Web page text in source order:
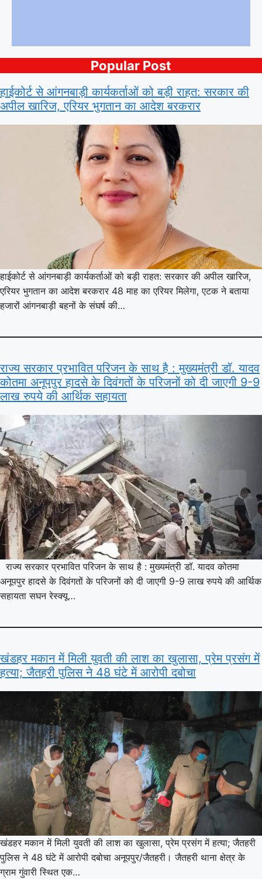
Popular Post
हाईकोर्ट से आंगनबाड़ी कार्यकर्ताओं को बड़ी राहत: सरकार की
अपील खारिज, एरियर भुगतान का आदेश बरकरार
हाईकोर्ट से आंगनबाड़ी कार्यकर्ताओं को बड़ी राहत: सरकार की अपील खारिज,
एरियर भुगतान का आदेश बरकरार 48 माह का एरियर मिलेगा, एटक ने बताया
हजारों आंगनबाड़ी बहनों के संघर्ष की…
राज्य सरकार प्रभावित परिजन के साथ है : मुख्यमंत्री डॉ. यादव
कोतमा अनूपपुर हादसे के दिवंगतों के परिजनों को दी जाएगी 9-9
लाख रुपये की आर्थिक सहायता
राज्य सरकार प्रभावित परिजन के साथ है : मुख्यमंत्री डॉ. यादव कोतमा
अनूपपुर हादसे के दिवंगतों के परिजनों को दी जाएगी 9-9 लाख रुपये की आर्थिक
सहायता सघन रेस्क्यू…
खंडहर मकान में मिली युवती की लाश का खुलासा, प्रेम प्रसंग में
हत्या; जैतहरी पुलिस ने 48 घंटे में आरोपी दबोचा
खंडहर मकान में मिली युवती की लाश का खुलासा, प्रेम प्रसंग में हत्या; जैतहरी
पुलिस ने 48 घंटे में आरोपी दबोचा अनूपपुर/जैतहरी। जैतहरी थाना क्षेत्र के
ग्राम गुंवारी स्थित एक…